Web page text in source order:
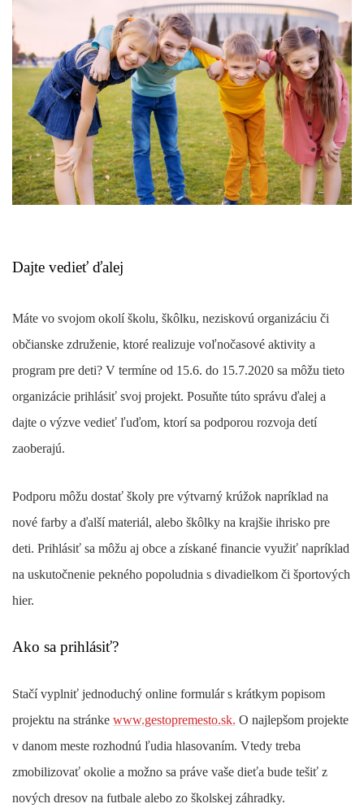
Dajte vedieť ďalej
Máte vo svojom okolí školu, škôlku, neziskovú organizáciu či
občianske združenie, ktoré realizuje voľnočasové aktivity a
program pre deti? V termíne od 15.6. do 15.7.2020 sa môžu tieto
organizácie prihlásiť svoj projekt. Posuňte túto správu ďalej a
dajte o výzve vedieť ľuďom, ktorí sa podporou rozvoja detí
zaoberajú.
Podporu môžu dostať školy pre výtvarný krúžok napríklad na
nové farby a ďalší materiál, alebo škôlky na krajšie ihrisko pre
deti. Prihlásiť sa môžu aj obce a získané financie využiť napríklad
na uskutočnenie pekného popoludnia s divadielkom či športových
hier.
Ako sa prihlásiť?
Stačí vyplniť jednoduchý online formulár s krátkym popisom
projektu na stránke www.gestopremesto.sk. O najlepšom projekte
v danom meste rozhodnú ľudia hlasovaním. Vtedy treba
zmobilizovať okolie a možno sa práve vaše dieťa bude tešiť z
nových dresov na futbale alebo zo školskej záhradky.